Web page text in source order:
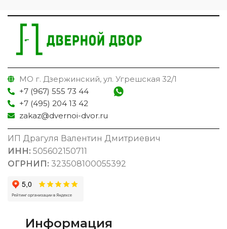
МО г. Дзержинский, ул. Угрешская 32/1
+7 (967) 555 73 44
+7 (495) 204 13 42
zakaz@dvernoi-dvor.ru
ИП Драгуля Валентин Дмитриевич
ИНН: 505602150711
ОГРНИП: 323508100055392
Информация